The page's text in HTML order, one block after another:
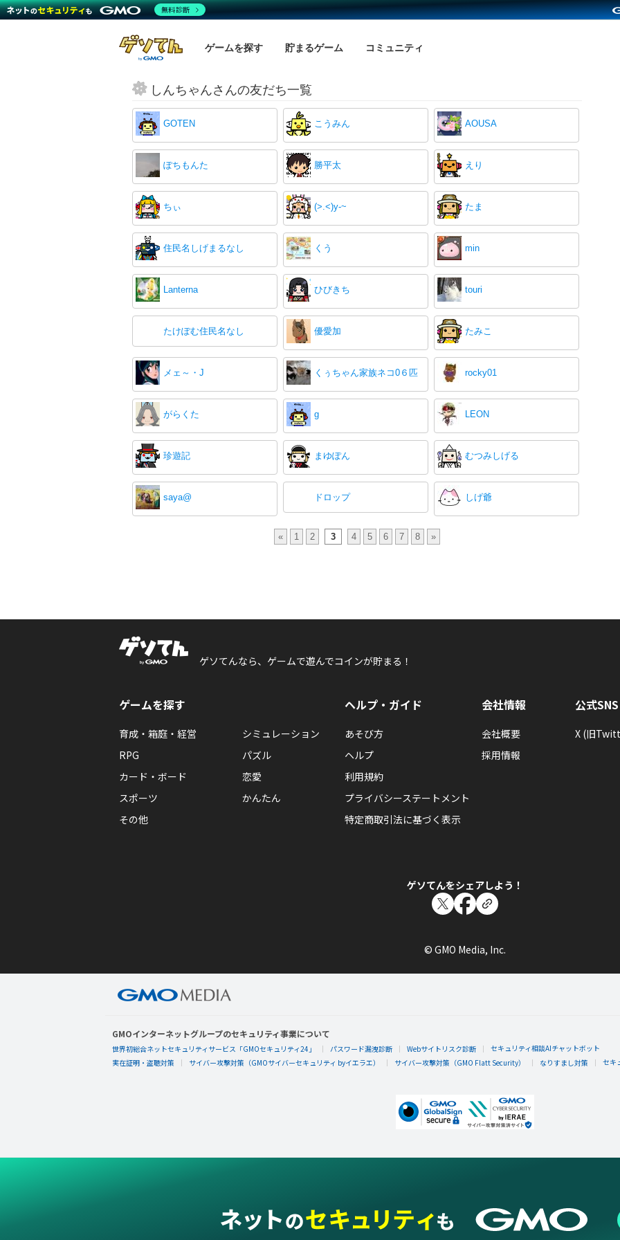
ゲームを探す 貯まるゲーム コミュニティ
しんちゃんさんの友だち一覧
GOTEN こうみん AOUSA
ぽちもんた 勝平太 えり
ちぃ (>.<)y-~ たま
住民名しげまるなし くう min
Lanterna ひびきち touri
たけぽむ住民名なし 優愛加 たみこ
メェ～・J くぅちゃん家族ネコ0６匹 rocky01
がらくた g LEON
珍遊記 まゆぽん むつみしげる
saya@ ドロップ しげ爺
« 1 2 3 4 5 6 7 8 »
ゲソてんなら、ゲームで遊んでコインが貯まる！
ゲームを探す
育成・箱庭・経営
シミュレーション
RPG
パズル
カード・ボード
恋愛
スポーツ
かんたん
その他
ヘルプ・ガイド
あそび方
ヘルプ
利用規約
プライバシーステートメント
特定商取引法に基づく表示
会社情報
会社概要
採用情報
公式SNS
X (旧
ゲソてんをシェアしよう！
© GMO Media, Inc.
GMOインターネットグループのセキュリティ事業について
世界初総合ネットセキュリティサービス「GMOセキュリティ24」 パスワード漏洩診断 Webサイトリスク診断
セキュリティ相談AIチャットボット
実在証明・盗聴対策
サイバー攻撃対策（GMOサイバーセキュリティ byイエラエ） サイバー攻撃対策（GMO Flatt Security） なりすまし対策 セキ
無料診断